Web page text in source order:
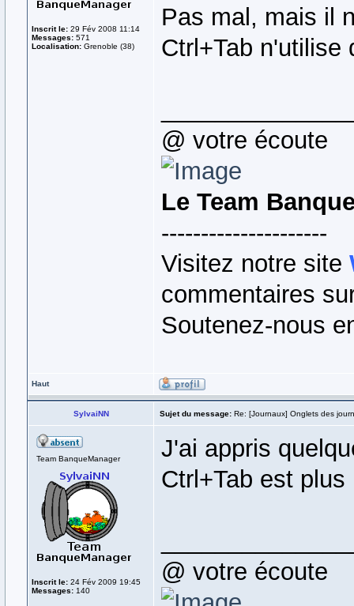
Inscrit le: 29 Fév 2008 11:14
Messages: 571
Localisation: Grenoble (38)
Pas mal, mais il
Ctrl+Tab
@ votre écoute
Le Team
---------------------
Visitez notre site
commentaires
Soutenez-nous
Haut
SylvaiNN Sujet du message: Re: [Journaux] Onglets des
Team BanqueManager
Inscrit le: 24 Fév 2009 19:45
Messages: 140
J'ai appris
Ctrl+Tab est
@ votre écoute